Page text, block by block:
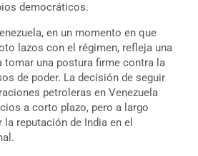
democráticos.
en un momento en que
lazos con el régimen, refleja una
tomar una postura firme contra la
de poder. La decisión de seguir
petroleras en Venezuela
a corto plazo, pero a largo
reputación de India en el